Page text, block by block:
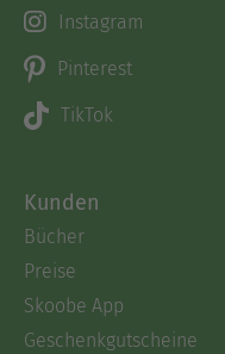
Instagram
Pinterest
TikTok
Kunden
Bücher
Preise
Skoobe App
Geschenkgutscheine